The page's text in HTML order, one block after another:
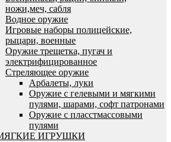
ножи,меч, сабля
Водное оружие
Игровые наборы полицейские,
рыцари, военные
Оружие трещетка, пугач и
электрифицированное
Стреляющее оружие
Арбалеты, луки
Оружие с гелевыми и мягкими
пулями, шарами, софт патронами
Оружие с пласстмассовыми
пулями
ИГРУШКИ